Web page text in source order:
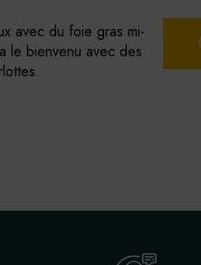
avec du foie gras mi-
le bienvenu avec des